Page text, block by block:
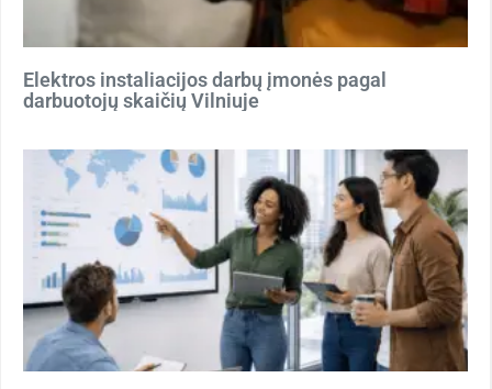
Elektros instaliacijos darbų įmonės pagal
darbuotojų skaičių Vilniuje